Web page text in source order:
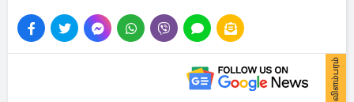
விளம்பரம்